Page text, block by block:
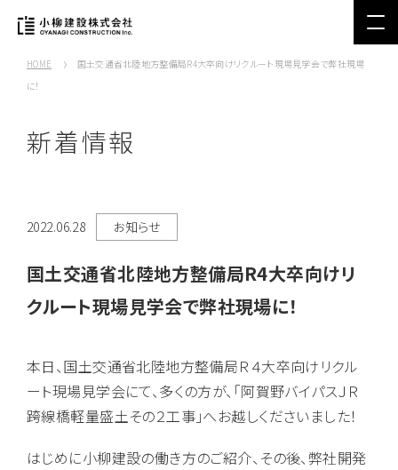
HOME
国土交通省北陸地方整備局R4大卒向けリクルート現場見学会で弊社現場
に！
新着情報
2022.06.28 お知らせ
国土交通省北陸地方整備局R4大卒向けリ
クルート現場見学会で弊社現場に！
本日、国土交通省北陸地方整備局Ｒ４大卒向けリクル
ート現場見学会にて、多くの方が、「阿賀野バイパスＪＲ
跨線橋軽量盛土その２工事」へお越しくださいました！
はじめに小柳建設の働き方のご紹介、その後、弊社開発